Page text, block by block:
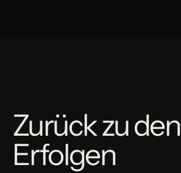
Zurück zu den
Erfolgen